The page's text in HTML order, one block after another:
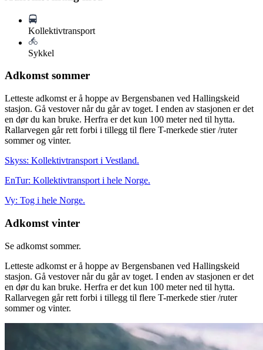
Kollektivtransport
Sykkel
Adkomst sommer
Letteste adkomst er å hoppe av Bergensbanen ved Hallingskeid
stasjon. Gå vestover når du går av toget. I enden av stasjonen er det
en dør du kan bruke. Herfra er det kun 100 meter ned til hytta.
Rallarvegen går rett forbi i tillegg til flere T-merkede stier /ruter
sommer og vinter.
Skyss: Kollektivtransport i Vestland.
EnTur: Kollektivtransport i hele Norge.
Vy: Tog i hele Norge.
Adkomst vinter
Se adkomst sommer.
Letteste adkomst er å hoppe av Bergensbanen ved Hallingskeid
stasjon. Gå vestover når du går av toget. I enden av stasjonen er det
en dør du kan bruke. Herfra er det kun 100 meter ned til hytta.
Rallarvegen går rett forbi i tillegg til flere T-merkede stier /ruter
sommer og vinter.